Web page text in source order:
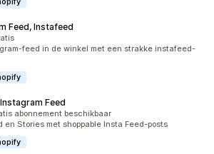
Feed, Instafeed
totaal
feed in de winkel met een strakke instafeed-
Feed
totaal
abonnement beschikbaar
en Stories met shoppable Insta Feed-posts